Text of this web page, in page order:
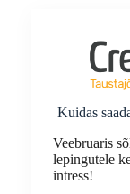
Kuidas
Veebruaris
lepingutele
intress!